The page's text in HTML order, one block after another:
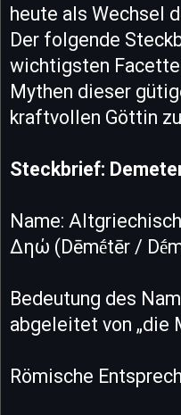
heute als Wechsel
Der folgende
wichtigsten
Mythen dieser
kraftvollen Göttin
Steckbrief:
Name:
Δηώ (Dēmḗtēr /
Bedeutung des
abgeleitet von „die
Römische